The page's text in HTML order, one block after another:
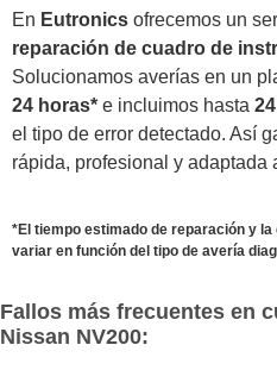
En Eutronics ofrecemos un
reparación de cuadro de
Solucionamos averías en un
24 horas* e incluimos hasta
el tipo de error detectado. Así
rápida, profesional y adaptada
*El tiempo estimado de reparación y
variar en función del tipo de avería
Fallos más frecuentes en
Nissan NV200: